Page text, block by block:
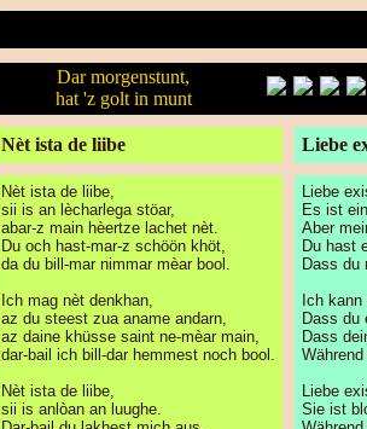
Dar morgenstunt,
hat 'z golt in munt
Nèt ista de liibe Liebe
Nèt ista de liibe,
sii is an lècharlega stöar,
abar-z main hèertze lachet nèt.
Du och hast-mar-z schöön khöt,
da du bill-mar nimmar mèar bool.
Ich mag nèt denkhan,
az du steest zua aname andarn,
az daine khüsse saint ne-mèar main,
dar-bail ich bill-dar hemmest noch bool.
Nèt ista de liibe,
sii is anlòan an luughe.
Liebe
Es ist
Aber
Du hast
Dass du
Ich
Dass du
Dass
Liebe
Sie ist